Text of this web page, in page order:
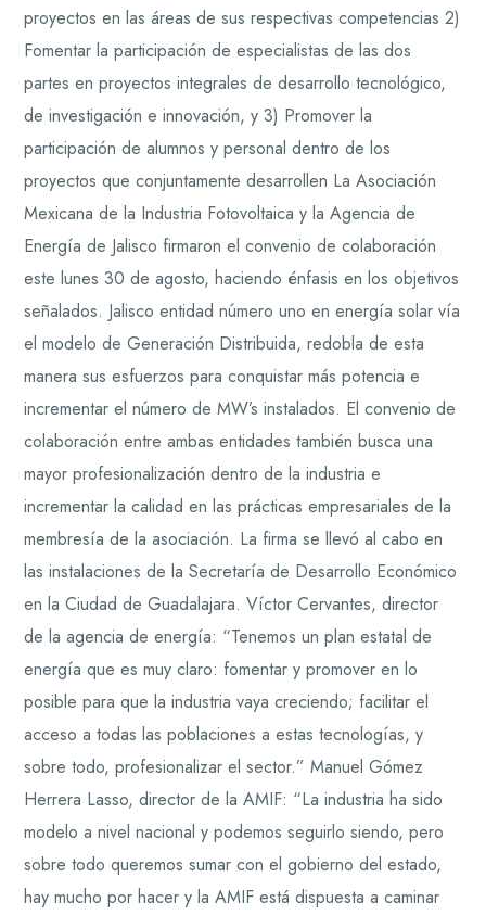
proyectos en las áreas de sus respectivas competencias 2)
Fomentar la participación de especialistas de las dos
partes en proyectos integrales de desarrollo tecnológico,
de investigación e innovación, y 3) Promover la
participación de alumnos y personal dentro de los
proyectos que conjuntamente desarrollen La Asociación
Mexicana de la Industria Fotovoltaica y la Agencia de
Energía de Jalisco firmaron el convenio de colaboración
este lunes 30 de agosto, haciendo énfasis en los objetivos
señalados. Jalisco entidad número uno en energía solar vía
el modelo de Generación Distribuida, redobla de esta
manera sus esfuerzos para conquistar más potencia e
incrementar el número de MW’s instalados. El convenio de
colaboración entre ambas entidades también busca una
mayor profesionalización dentro de la industria e
incrementar la calidad en las prácticas empresariales de la
membresía de la asociación. La firma se llevó al cabo en
las instalaciones de la Secretaría de Desarrollo Económico
en la Ciudad de Guadalajara. Víctor Cervantes, director
de la agencia de energía: “Tenemos un plan estatal de
energía que es muy claro: fomentar y promover en lo
posible para que la industria vaya creciendo; facilitar el
acceso a todas las poblaciones a estas tecnologías, y
sobre todo, profesionalizar el sector.” Manuel Gómez
Herrera Lasso, director de la AMIF: “La industria ha sido
modelo a nivel nacional y podemos seguirlo siendo, pero
sobre todo queremos sumar con el gobierno del estado,
hay mucho por hacer y la AMIF está dispuesta a caminar